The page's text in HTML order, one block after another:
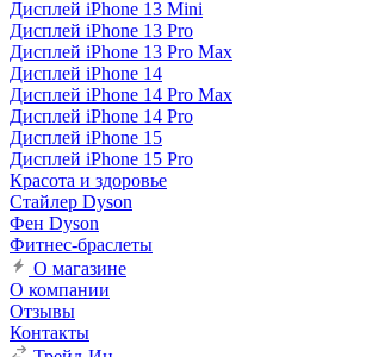
Дисплей iPhone 13 Mini
Дисплей iPhone 13 Pro
Дисплей iPhone 13 Pro Max
Дисплей iPhone 14
Дисплей iPhone 14 Pro Max
Дисплей iPhone 14 Pro
Дисплей iPhone 15
Дисплей iPhone 15 Pro
Красота и здоровье
Стайлер Dyson
Фен Dyson
Фитнес-браслеты
О магазине
О компании
Отзывы
Контакты